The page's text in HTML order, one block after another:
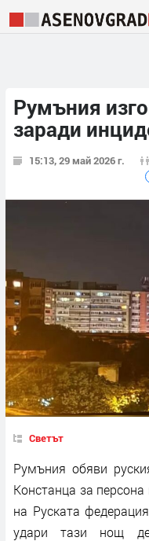
Румъния
заради
15:13, 29 май 2026 г.
Светът
Румъния обяви
Констанца за
на Руската
удари тази нощ